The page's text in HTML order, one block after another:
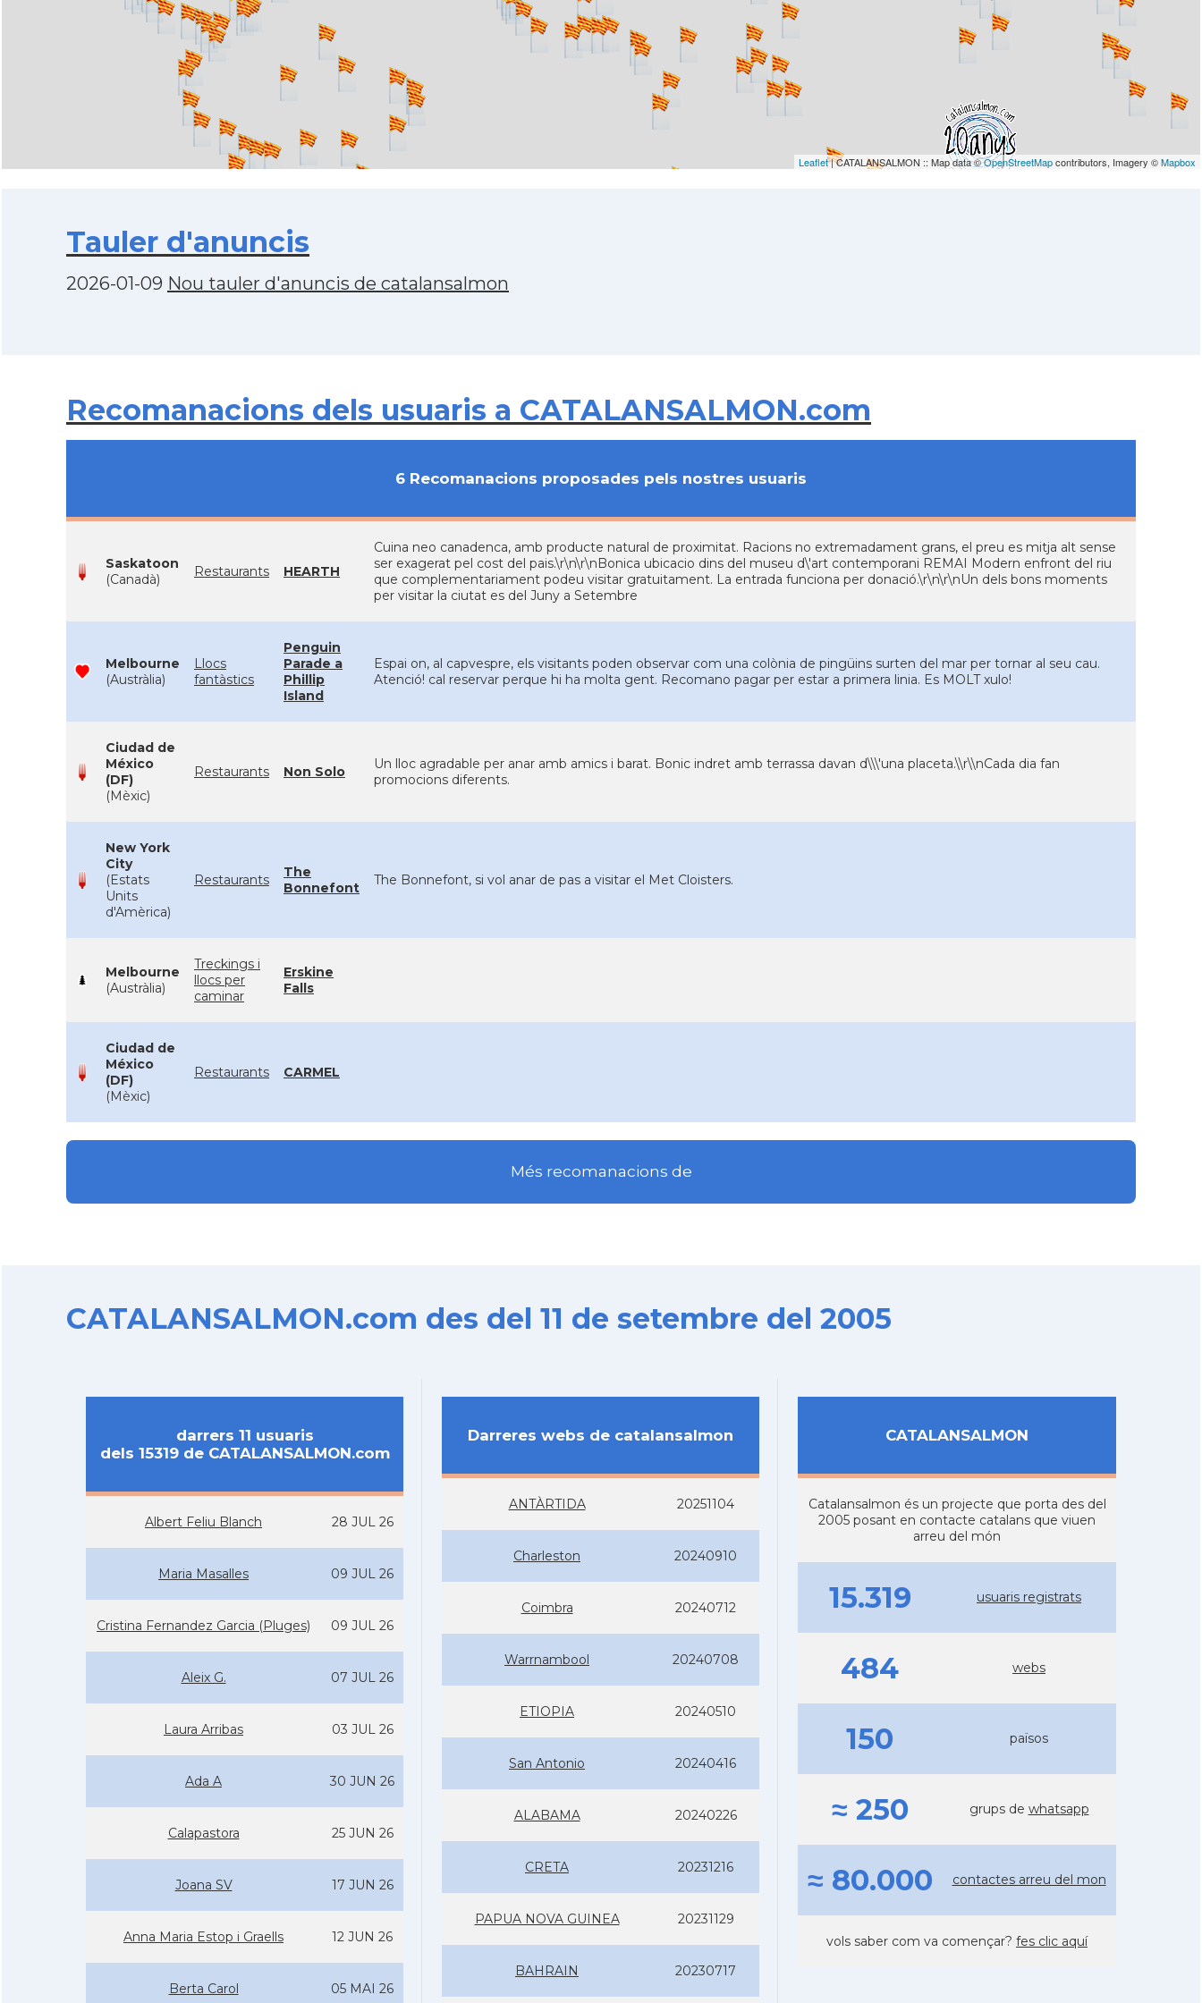
Leaflet| CATALANSALMON :: Map data ©OpenStreetMapcontributors, Imagery ©Mapbox
Tauler d'anuncis
2026-01-09 Nou tauler d'anuncis de catalansalmon
Recomanacions dels usuaris a CATALANSALMON.com
6 Recomanacions proposades pels nostres usuaris
Saskatoon
(Canadà)
Restaurants HEARTH
Cuina neo canadenca, amb producte natural de proximitat. Racions no extremadament grans, el preu es mitja alt sense
ser exagerat pel cost del pais.\r\n\r\nBonica ubicacio dins del museu d\'art contemporani REMAI Modern enfront del riu
que complementariament podeu visitar gratuitament. La entrada funciona per donació.\r\n\r\nUn dels bons moments
per visitar la ciutat es del Juny a Setembre
Melbourne
(Austràlia)
Llocs
fantàstics
Penguin
Parade a
Phillip
Island
Espai on, al capvespre, els visitants poden observar com una colònia de pingüins surten del mar per tornar al seu cau.
Atenció! cal reservar perque hi ha molta gent. Recomano pagar per estar a primera linia. Es MOLT xulo!
Ciudad de
México
(DF)
(Mèxic)
Restaurants Non Solo
Un lloc agradable per anar amb amics i barat. Bonic indret amb terrassa davan d\\\'una placeta.\\r\\nCada dia fan
promocions diferents.
New York
City
(Estats
Units
d'Amèrica)
Restaurants
The
Bonnefont
The Bonnefont, si vol anar de pas a visitar el Met Cloisters.
Melbourne
(Austràlia)
Treckings i
llocs per
caminar
Erskine
Falls
Ciudad de
México
(DF)
(Mèxic)
Restaurants CARMEL
Més recomanacions de
CATALANSALMON.com des del 11 de setembre del 2005
darrers 11 usuaris
dels 15319 de CATALANSALMON.com
Albert Feliu Blanch 28 JUL 26
Maria Masalles 09 JUL 26
Cristina Fernandez Garcia (Pluges) 09 JUL 26
Aleix G. 07 JUL 26
Laura Arribas 03 JUL 26
Ada A 30 JUN 26
Calapastora 25 JUN 26
Joana SV 17 JUN 26
Anna Maria Estop i Graells 12 JUN 26
Berta Carol 05 MAI 26
Darreres webs de catalansalmon
ANTÀRTIDA 20251104
Charleston 20240910
Coimbra 20240712
Warrnambool 20240708
ETIOPIA 20240510
San Antonio 20240416
ALABAMA 20240226
CRETA 20231216
PAPUA NOVA GUINEA 20231129
BAHRAIN 20230717
CATALANSALMON
Catalansalmon és un projecte que porta des del
2005 posant en contacte catalans que viuen
arreu del món
15.319 usuaris registrats
484 webs
150 països
≈ 250 grups de whatsapp
≈ 80.000 contactes arreu del mon
vols saber com va començar? fes clic aquí